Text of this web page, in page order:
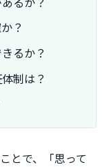
？
るか？
制は？
とで、「思って